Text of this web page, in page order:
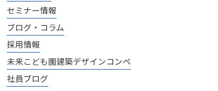
セミナー情報
ブログ・コラム
採用情報
未来こども園建築デザインコンペ
社員ブログ